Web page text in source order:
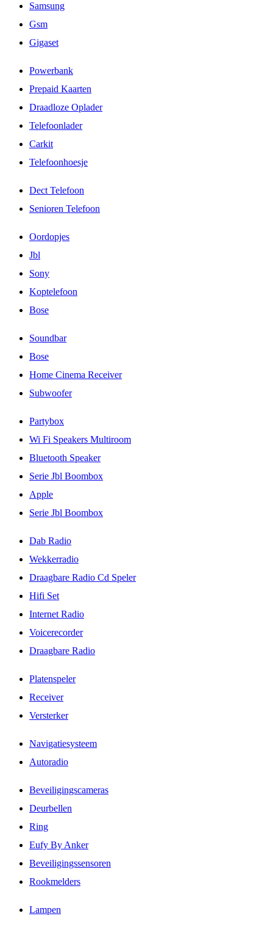
Samsung
Gsm
Gigaset
Powerbank
Prepaid Kaarten
Draadloze Oplader
Telefoonlader
Carkit
Telefoonhoesje
Dect Telefoon
Senioren Telefoon
Oordopjes
Jbl
Sony
Koptelefoon
Bose
Soundbar
Bose
Home Cinema Receiver
Subwoofer
Partybox
Wi Fi Speakers Multiroom
Bluetooth Speaker
Serie Jbl Boombox
Apple
Serie Jbl Boombox
Dab Radio
Wekkerradio
Draagbare Radio Cd Speler
Hifi Set
Internet Radio
Voicerecorder
Draagbare Radio
Platenspeler
Receiver
Versterker
Navigatiesysteem
Autoradio
Beveiligingscameras
Deurbellen
Ring
Eufy By Anker
Beveiligingssensoren
Rookmelders
Lampen